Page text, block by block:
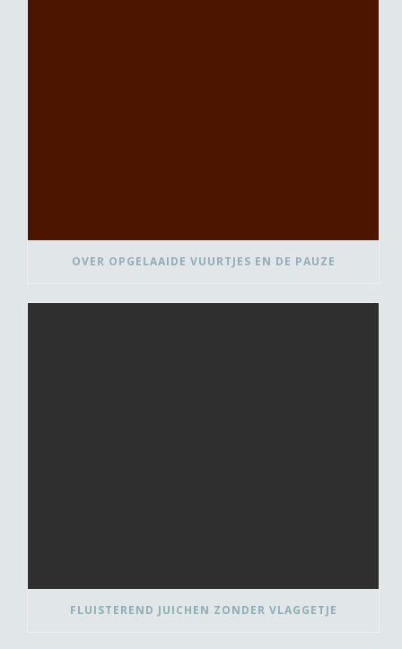
OVER OPGELAAIDE VUURTJES EN DE PAUZE
FLUISTEREND JUICHEN ZONDER VLAGGETJE